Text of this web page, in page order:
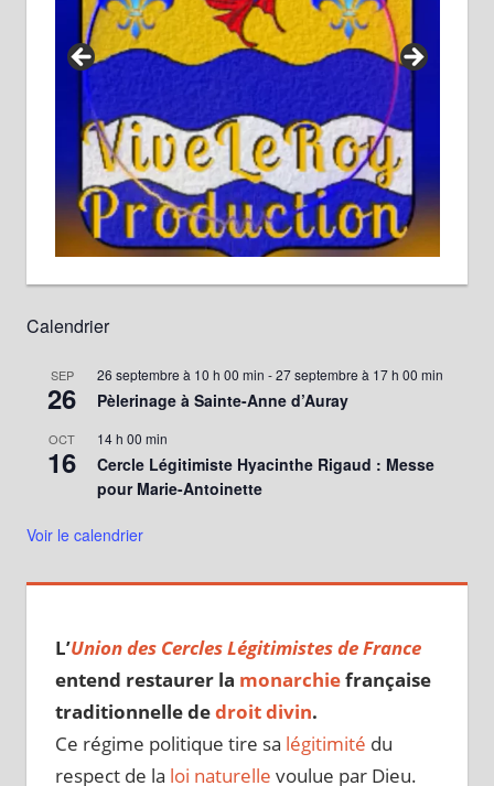
Calendrier
SEP
26
26 septembre à 10 h 00 min -27 septembre à 17 h 00 min
Pèlerinage à Sainte-Anne d’Auray
OCT
16
14 h 00 min
Cercle Légitimiste Hyacinthe Rigaud : Messe
pour Marie-Antoinette
Voir le calendrier
L’Union des Cercles Légitimistes de France
entend restaurer la monarchiefrançaise
traditionnelle dedroit divin.
Ce régime politique tire sa légitimité du
respect de la loi naturelle voulue par Dieu.